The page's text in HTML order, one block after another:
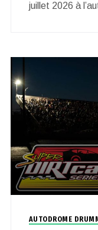
juillet 2026 à
AUTODROME